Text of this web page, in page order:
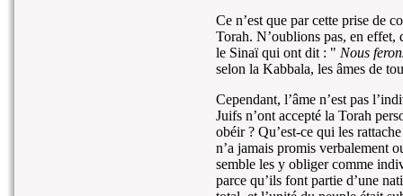
Ce n’est que par cette prise de
Torah. N’oublions pas, en effet,
le Sinaï qui ont dit : " Nous
selon la Kabbala, les âmes de
Cependant, l’âme n’est pas
Juifs n’ont accepté la Torah
obéir ? Qu’est-ce qui les
n’a jamais promis verbalement
semble les y obliger comme
parce qu’ils font partie d’une